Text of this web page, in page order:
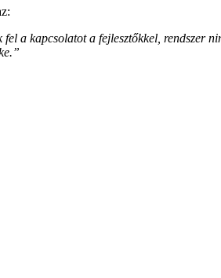
a kapcsolatot a fejlesztőkkel, rendszer